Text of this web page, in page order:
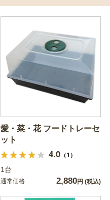
愛・菜・花 フードトレーセ
ット
4.0（1）
1台
通常価格 2,880円 (税込)